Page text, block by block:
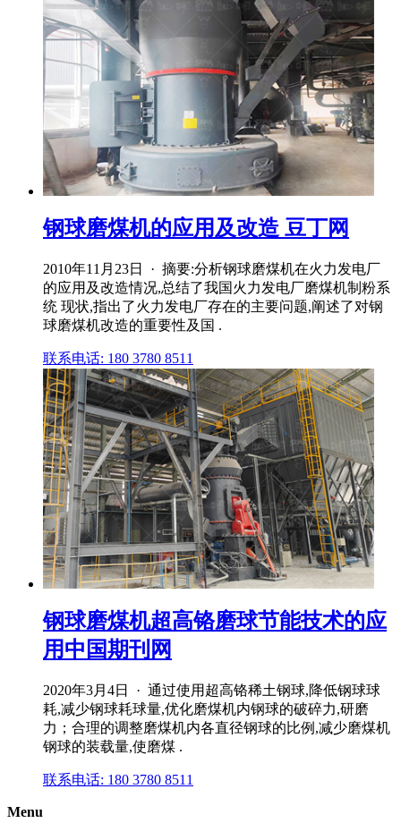
钢球磨煤机的应用及改造 豆丁网
2010年11月23日 · 摘要:分析钢球磨煤机在火力发电厂
的应用及改造情况,总结了我国火力发电厂磨煤机制粉系
统 现状,指出了火力发电厂存在的主要问题,阐述了对钢
球磨煤机改造的重要性及国 .
联系电话: 180 3780 8511
钢球磨煤机超高铬磨球节能技术的应
用中国期刊网
2020年3月4日 · 通过使用超高铬稀土钢球,降低钢球球
耗,减少钢球耗球量,优化磨煤机内钢球的破碎力,研磨
力；合理的调整磨煤机内各直径钢球的比例,减少磨煤机
钢球的装载量,使磨煤 .
联系电话: 180 3780 8511
Menu